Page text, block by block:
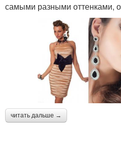
самыми разными оттенками,
читать дальше →